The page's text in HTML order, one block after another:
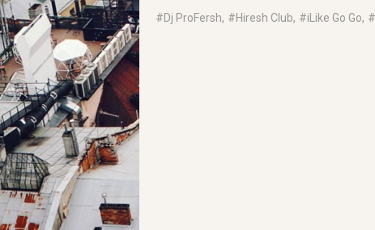
#Dj ProFersh, #Hiresh Club, #iLike Go Go, #